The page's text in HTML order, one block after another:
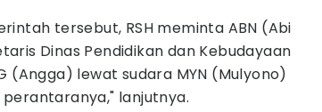
tersebut, RSH meminta ABN (Abi
Dinas Pendidikan dan Kebudayaan
(Angga) lewat sudara MYN (Mulyono)
lanjutnya.